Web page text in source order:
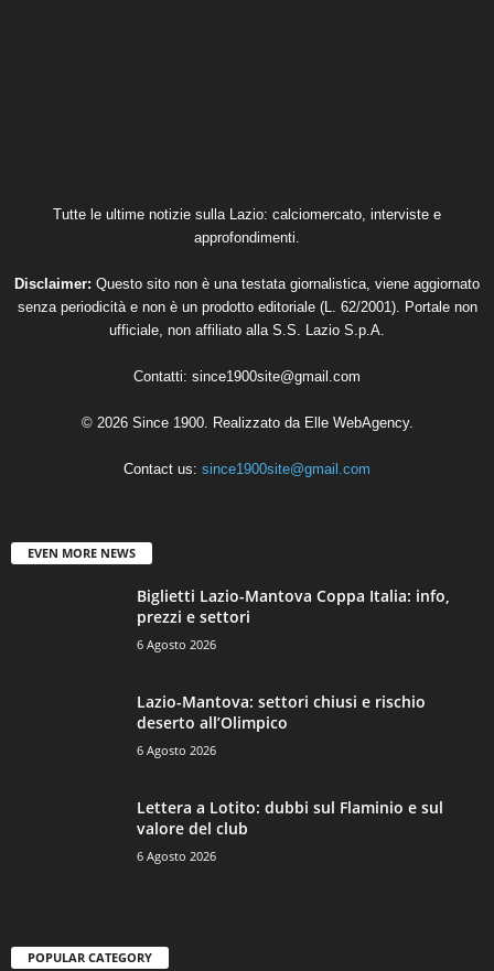
Tutte le ultime notizie sulla Lazio: calciomercato, interviste e
approfondimenti.
Disclaimer: Questo sito non è una testata giornalistica, viene aggiornato
senza periodicità e non è un prodotto editoriale (L. 62/2001). Portale non
ufficiale, non affiliato alla S.S. Lazio S.p.A.
Contatti: since1900site@gmail.com
© 2026 Since 1900. Realizzato da Elle WebAgency.
Contact us: since1900site@gmail.com
EVEN MORE NEWS
Biglietti Lazio-Mantova Coppa Italia: info,
prezzi e settori
6 Agosto 2026
Lazio-Mantova: settori chiusi e rischio
deserto all’Olimpico
6 Agosto 2026
Lettera a Lotito: dubbi sul Flaminio e sul
valore del club
6 Agosto 2026
POPULAR CATEGORY